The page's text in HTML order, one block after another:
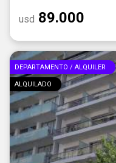
usd 89.000
DEPARTAMENTO / ALQUILER
ALQUILADO